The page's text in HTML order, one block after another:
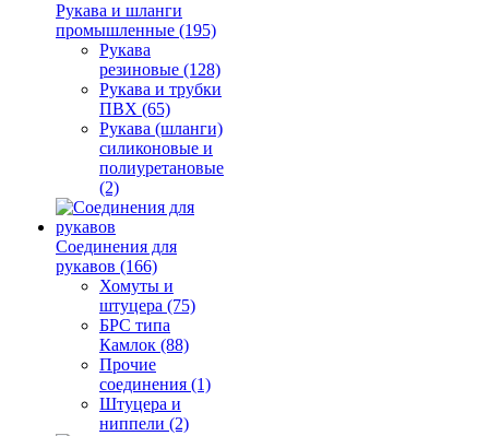
Рукава и шланги
промышленные (195)
Рукава
резиновые (128)
Рукава и трубки
ПВХ (65)
Рукава (шланги)
силиконовые и
полиуретановые
(2)
Соединения для
рукавов (166)
Хомуты и
штуцера (75)
БРС типа
Камлок (88)
Прочие
соединения (1)
Штуцера и
ниппели (2)